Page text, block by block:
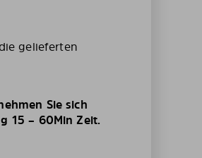
gelieferten
Sie sich
15 – 60Min Zeit.